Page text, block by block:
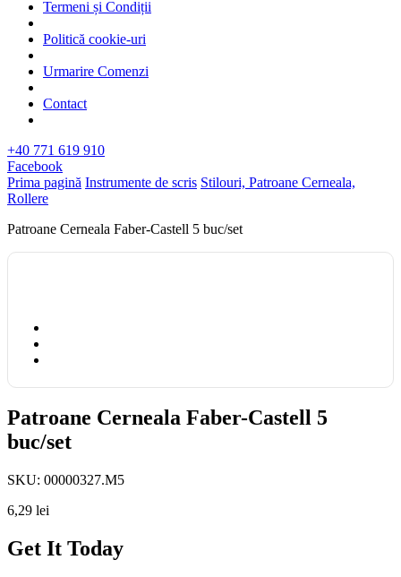
Termeni și Condiții
Politică cookie-uri
Urmarire Comenzi
Contact
+40 771 619 910
Facebook
Prima pagină Instrumente de scris Stilouri, Patroane Cerneala,
Rollere
Patroane Cerneala Faber-Castell 5 buc/set
Patroane Cerneala Faber-Castell 5
buc/set
SKU: 00000327.M5
6,29 lei
Get It Today